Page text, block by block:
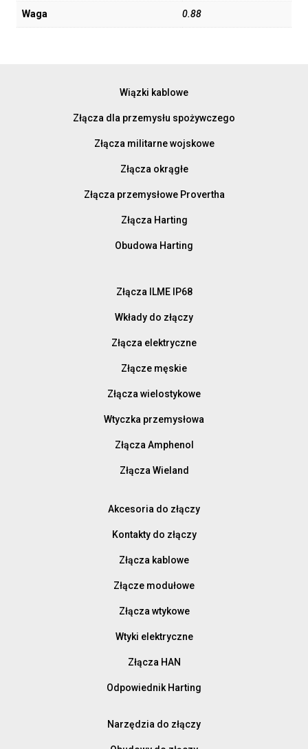
Waga 0.88
Wiązki kablowe
Złącza dla przemysłu spożywczego
Złącza militarne wojskowe
Złącza okrągłe
Złącza przemysłowe Provertha
Złącza Harting
Obudowa Harting
Złącza ILME IP68
Wkłady do złączy
Złącza elektryczne
Złącze męskie
Złącza wielostykowe
Wtyczka przemysłowa
Złącza Amphenol
Złącza Wieland
Akcesoria do złączy
Kontakty do złączy
Złącza kablowe
Złącze modułowe
Złącza wtykowe
Wtyki elektryczne
Złącza HAN
Odpowiednik Harting
Narzędzia do złączy